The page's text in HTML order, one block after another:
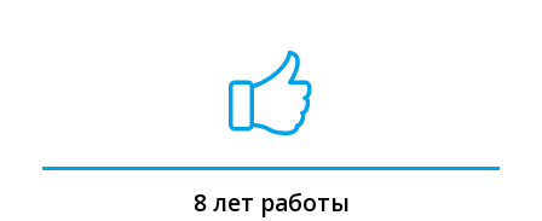
8 лет работы